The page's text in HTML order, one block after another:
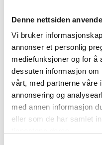
Denne nettsiden
Vi bruker
annonser et personlig
mediefunksjoner og for å
dessuten informasjon
vårt, med partnerne våre
annonsering og
med annen informasjon
eller som de har samlet
Damehansker Lammeskinn
HK Handskkompaniet